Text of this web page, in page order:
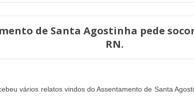
de Santa Agostinha pede
RN.
vários relatos vindos do Assentamento de Santa